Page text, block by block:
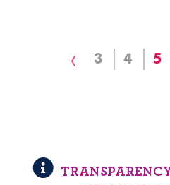
Previous
Page
3 Page
4 5